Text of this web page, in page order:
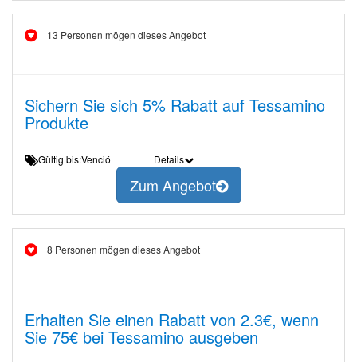
13 Personen mögen dieses Angebot
Sichern Sie sich 5% Rabatt auf Tessamino
Produkte
Gültig bis:Venció Details
Zum Angebot
8 Personen mögen dieses Angebot
Erhalten Sie einen Rabatt von 2.3€, wenn
Sie 75€ bei Tessamino ausgeben